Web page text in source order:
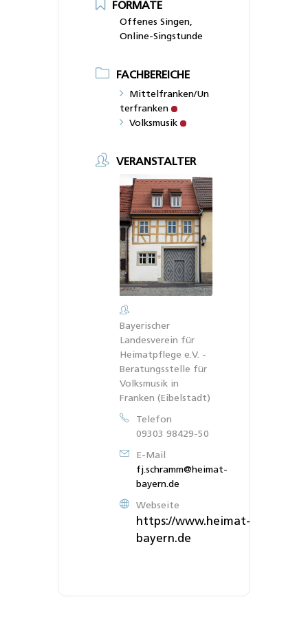
FORMATE
Offenes Singen,
Online-Singstunde
FACHBEREICHE
Mittelfranken/Un
terfranken
Volksmusik
VERANSTALTER
Bayerischer
Landesverein für
Heimatpflege e.V. -
Beratungsstelle für
Volksmusik in
Franken (Eibelstadt)
Telefon
09303 98429-50
E-Mail
fj.schramm@heimat-
bayern.de
Webseite
https://www.heimat-
bayern.de